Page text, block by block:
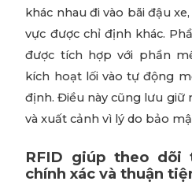
khác nhau đi vào bãi đậu
vực được chỉ định khác.
được tích hợp với phần
kích hoạt lối vào tự động
định. Điều này cũng lưu giữ
và xuất cảnh vì lý do bảo
RFID giúp theo dõi
chính xác và thuận